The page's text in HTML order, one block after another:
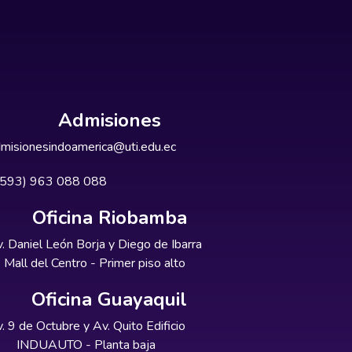
Admisiones
963 088 088
Oficina Riobamba
Daniel León Borja y Diego de Ibarra
Mall del Centro - Primer piso alto
Oficina Guayaquil
9 de Octubre y Av. Quito Edificio
INDUAUTO - Planta baja